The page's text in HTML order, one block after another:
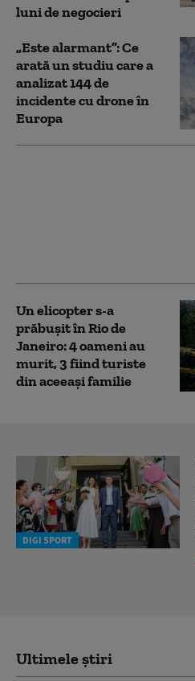
luni de negocieri
„Este alarmant”: Ce
arată un studiu care a
analizat 144 de
incidente cu drone în
Europa
Un elicopter s-a
prăbușit în Rio de
Janeiro: 4 oameni au
murit, 3 fiind turiste
din aceeaşi familie
DIGI SPORT
Ultimele știri